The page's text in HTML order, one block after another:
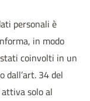
personali è
in modo
coinvolti in un
dall’art. 34 del
attiva solo al